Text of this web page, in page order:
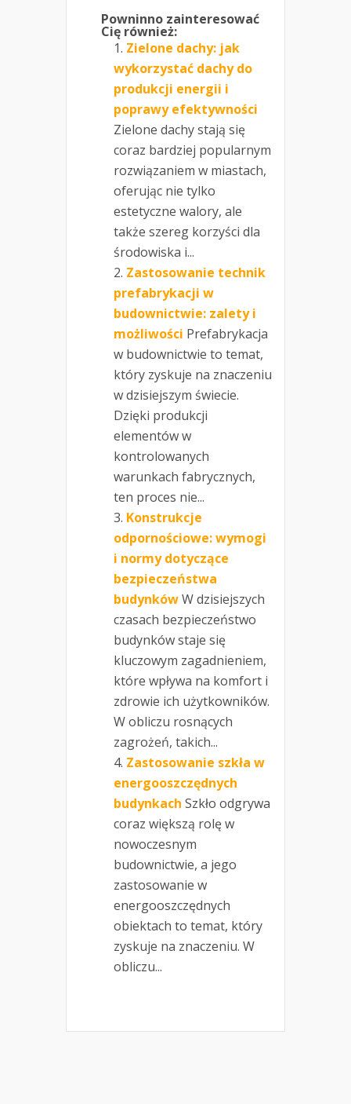
Powninno zainteresować
Cię również:
Zielone dachy: jak
wykorzystać dachy do
produkcji energii i
poprawy efektywności
Zielone dachy stają się
coraz bardziej popularnym
rozwiązaniem w miastach,
oferując nie tylko
estetyczne walory, ale
także szereg korzyści dla
środowiska i...
Zastosowanie technik
prefabrykacji w
budownictwie: zalety i
możliwości Prefabrykacja
w budownictwie to temat,
który zyskuje na znaczeniu
w dzisiejszym świecie.
Dzięki produkcji
elementów w
kontrolowanych
warunkach fabrycznych,
ten proces nie...
Konstrukcje
odpornościowe: wymogi
i normy dotyczące
bezpieczeństwa
budynkówW dzisiejszych
czasach bezpieczeństwo
budynków staje się
kluczowym zagadnieniem,
które wpływa na komfort i
zdrowie ich użytkowników.
W obliczu rosnących
zagrożeń, takich...
Zastosowanie szkła w
energooszczędnych
budynkach Szkło odgrywa
coraz większą rolę w
nowoczesnym
budownictwie, a jego
zastosowanie w
energooszczędnych
obiektach to temat, który
zyskuje na znaczeniu. W
obliczu...